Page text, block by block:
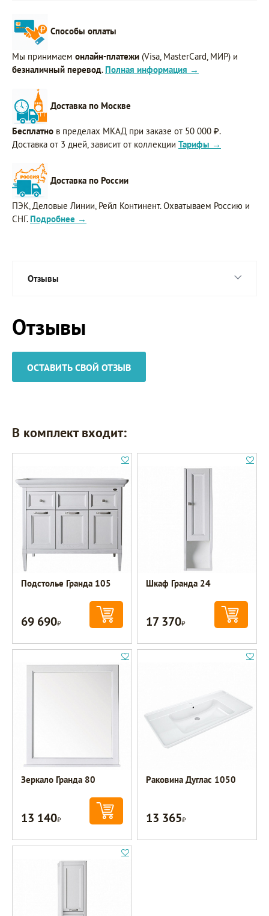
Способы оплаты
Мы принимаем онлайн-платежи (Visa, MasterCard, МИР) и
безналичный перевод. Полная информация →
Доставка по Москве
Бесплатно в пределах МКАД при заказе от 50 000 ₽.
Доставка от 3 дней, зависит от коллекции Тарифы →
Доставка по России
ПЭК, Деловые Линии, Рейл Континент. Охватываем Россию и
СНГ. Подробнее →
Отзывы
Отзывы
ОСТАВИТЬ СВОЙ ОТЗЫВ
В комплект входит:
Подстолье Гранда 105
69 690Р
Шкаф Гранда 24
17 370Р
Зеркало Гранда 80
13 140Р
Раковина Дуглас 1050
13 365Р